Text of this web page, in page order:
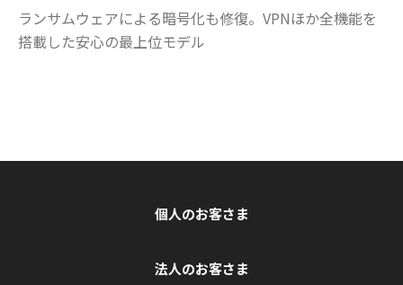
ランサムウェアによる暗号化も修復。VPNほか全機能を
搭載した安心の最上位モデル
個人のお客さま
法人のお客さま